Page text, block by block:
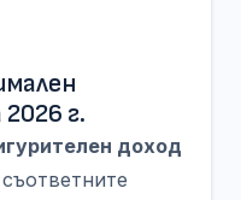
г.
доход